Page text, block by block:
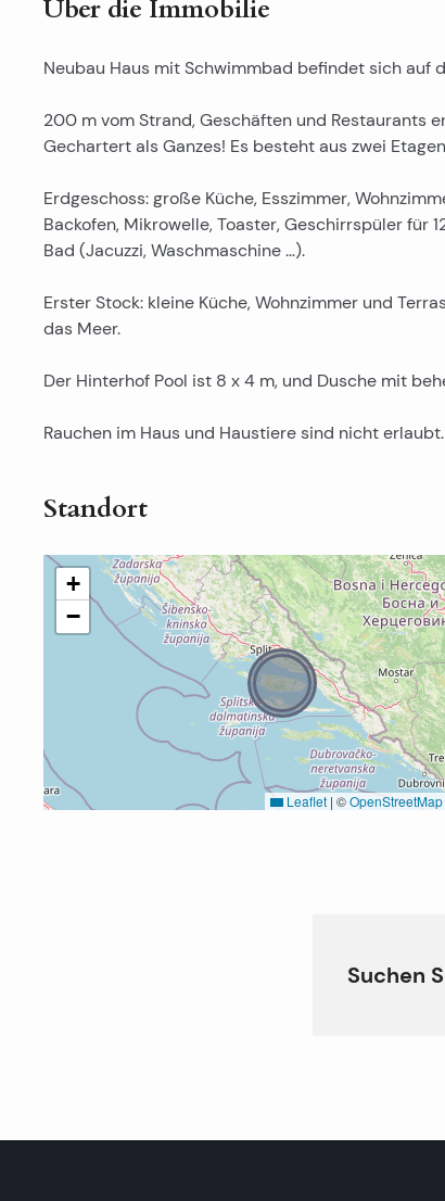
Über die Immobilie
Neubau Haus mit Schwimmbad befindet sich auf
200 m vom Strand, Geschäften und Restaurants
Gechartert als Ganzes! Es besteht aus zwei
Erdgeschoss: große Küche, Esszimmer,
Backofen, Mikrowelle, Toaster, Geschirrspüler für
Bad (Jacuzzi, Waschmaschine …).
Erster Stock: kleine Küche, Wohnzimmer und
das Meer.
Der Hinterhof Pool ist 8 x 4 m, und Dusche mit
Rauchen im Haus und Haustiere sind nicht erlaubt.
Standort
+
−
Leaflet | ©OpenStreetMap
Suchen